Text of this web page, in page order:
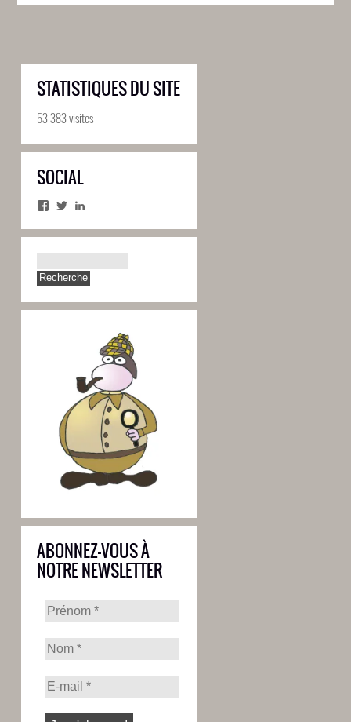
STATISTIQUES DU SITE
53 383 visites
SOCIAL
Facebook
Twitter
ABONNEZ-VOUS À
NOTRE NEWSLETTER